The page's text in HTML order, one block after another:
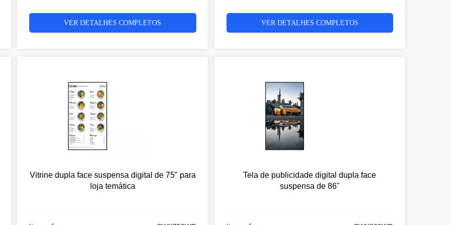
VER DETALHES COMPLETOS VER DETALHES COMPLETOS
Vitrine dupla face suspensa digital de 75" para
loja temática
Tela de publicidade digital dupla face
suspensa de 86"